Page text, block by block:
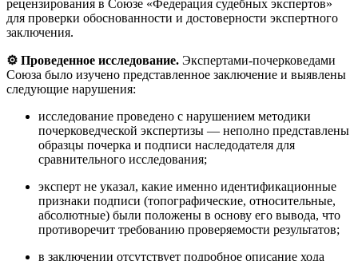
рецензирования в Союзе «Федерация судебных экспертов»
для проверки обоснованности и достоверности экспертного
заключения.
⚙️ Проведенное исследование. Экспертами-почерковедами
Союза было изучено представленное заключение и выявлены
следующие нарушения:
исследование проведено с нарушением методики
почерковедческой экспертизы — неполно представлены
образцы почерка и подписи наследодателя для
сравнительного исследования;
эксперт не указал, какие именно идентификационные
признаки подписи (топографические, относительные,
абсолютные) были положены в основу его вывода, что
противоречит требованию проверяемости результатов;
в заключении отсутствует подробное описание хода